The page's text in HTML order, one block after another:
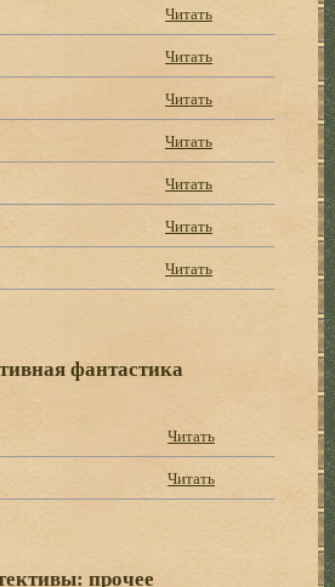
Читать
Читать
Читать
Читать
Читать
Читать
Читать
фантастика
Читать
Читать
прочее